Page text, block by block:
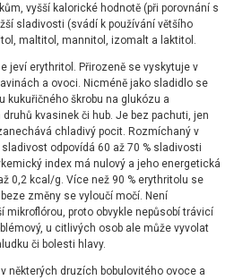
vyšší kalorické hodnotě (při porovnání s
sladivosti (svádí k používání většího
maltitol, mannitol, izomalt a laktitol.
jeví erythritol. Přirozeně se vyskytuje v
a ovoci. Nicméně jako sladidlo se
kukuřičného škrobu na glukózu a
kvasinek či hub. Je bez pachuti, jen
chladivý pocit. Rozmíchaný v
odpovídá 60 až 70 % sladivosti
index má nulový a jeho energetická
0,2 kcal/g. Více než 90 % erythritolu se
změny se vyloučí močí. Není
mikroflórou, proto obvykle nepůsobí trávicí
u citlivých osob ale může vyvolat
či bolesti hlavy.
některých druzích bobulovitého ovoce a